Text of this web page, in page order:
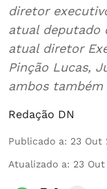
diretor
atual deputado
atual diretor
Pinção Lucas,
ambos
Redação DN
Publicado a: 23 Out
Atualizado a: 23 Out